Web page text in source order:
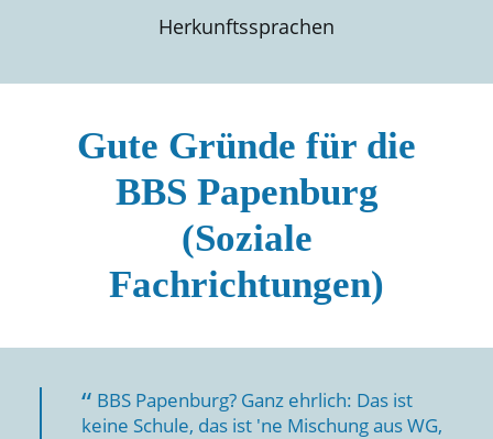
Herkunftssprachen
Gute Gründe für die
BBS Papenburg
(Soziale
Fachrichtungen)
BBS Papenburg? Ganz ehrlich: Das ist
keine Schule, das ist 'ne Mischung aus WG,